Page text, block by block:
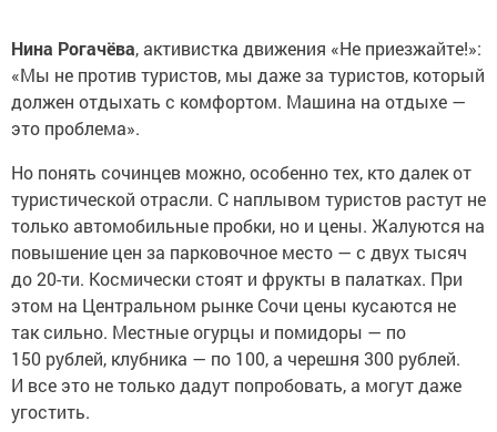
Нина Рогачёва, активистка движения «Не приезжайте!»:
«Мы не против туристов, мы даже за туристов, который
должен отдыхать с комфортом. Машина на отдыхе —
это проблема».
Но понять сочинцев можно, особенно тех, кто далек от
туристической отрасли. С наплывом туристов растут не
только автомобильные пробки, но и цены. Жалуются на
повышение цен за парковочное место — с двух тысяч
до 20-ти. Космически стоят и фрукты в палатках. При
этом на Центральном рынке Сочи цены кусаются не
так сильно. Местные огурцы и помидоры — по
150 рублей, клубника — по 100, а черешня 300 рублей.
И все это не только дадут попробовать, а могут даже
угостить.